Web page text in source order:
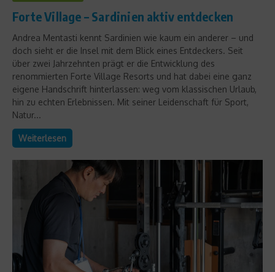
Forte Village – Sardinien aktiv entdecken
Andrea Mentasti kennt Sardinien wie kaum ein anderer – und
doch sieht er die Insel mit dem Blick eines Entdeckers. Seit
über zwei Jahrzehnten prägt er die Entwicklung des
renommierten Forte Village Resorts und hat dabei eine ganz
eigene Handschrift hinterlassen: weg vom klassischen Urlaub,
hin zu echten Erlebnissen. Mit seiner Leidenschaft für Sport,
Natur...
Weiterlesen